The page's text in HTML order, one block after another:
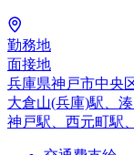
勤務地
面接地
兵庫県神戸市中央
大倉山(兵庫)駅、
神戸駅、西元町駅